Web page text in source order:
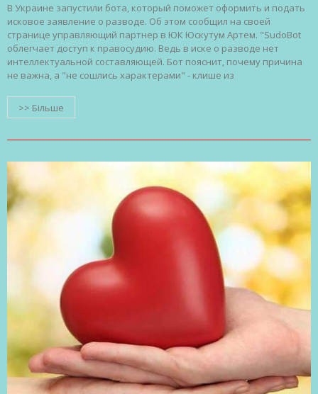
В Украине запустили бота, который поможет оформить и подать
исковое заявление о разводе. Об этом сообщил на своей
странице управляющий партнер в ЮК Юскутум Артем. "SudoBot
облегчает доступ к правосудию. Ведь в иске о разводе нет
интеллектуальной составляющей. Бот пояснит, почему причина
не важна, а "не сошлись характерами" - клише из
>> Більше